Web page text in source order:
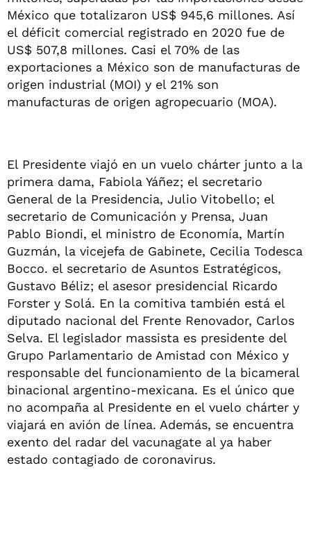
México que totalizaron US$ 945,6 millones. Así
el déficit comercial registrado en 2020 fue de
US$ 507,8 millones. Casi el 70% de las
exportaciones a México son de manufacturas de
origen industrial (MOI) y el 21% son
manufacturas de origen agropecuario (MOA).
El Presidente viajó en un vuelo chárter junto a la
primera dama, Fabiola Yáñez; el secretario
General de la Presidencia, Julio Vitobello; el
secretario de Comunicación y Prensa, Juan
Pablo Biondi, el ministro de Economía, Martín
Guzmán, la vicejefa de Gabinete, Cecilia Todesca
Bocco. el secretario de Asuntos Estratégicos,
Gustavo Béliz; el asesor presidencial Ricardo
Forster y Solá. En la comitiva también está el
diputado nacional del Frente Renovador, Carlos
Selva. El legislador massista es presidente del
Grupo Parlamentario de Amistad con México y
responsable del funcionamiento de la bicameral
binacional argentino-mexicana. Es el único que
no acompaña al Presidente en el vuelo chárter y
viajará en avión de línea. Además, se encuentra
exento del radar del vacunagate al ya haber
estado contagiado de coronavirus.